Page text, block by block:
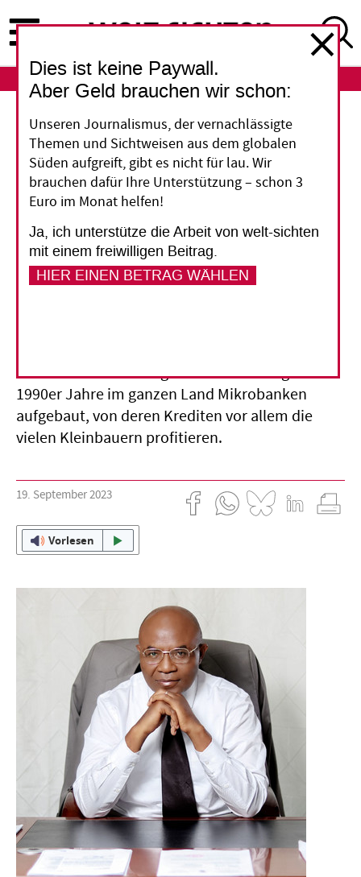
zum
Inhalt
ABO
Genossenschaftsbanken in Kamerun
„Mein Traum war, in
Kamerun etwas wie
Raiffeisenbanken in
Gang zu bringen“
Mit Hilfe einer Stiftung hat er seit Anfang der
1990er Jahre im ganzen Land Mikrobanken
aufgebaut, von deren Krediten vor allem die
vielen Kleinbauern profitieren.
19. September 2023
Vorlesen
Dies ist keine Paywall.
Aber Geld brauchen wir schon:
Unseren Journalismus, der vernachlässigte
Themen und Sichtweisen aus dem globalen
Süden aufgreift, gibt es nicht für lau. Wir
brauchen dafür Ihre Unterstützung – schon 3
Euro im Monat helfen!
Ja, ich unterstütze die Arbeit von welt-sichten
mit einem freiwilligen Beitrag.
HIER EINEN BETRAG WÄHLEN